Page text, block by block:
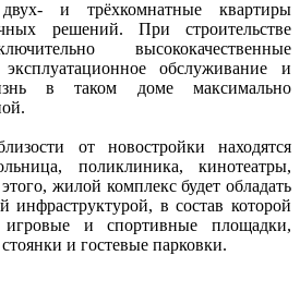
и трёхкомнатные квартиры
решений. При строительстве
высококачественные
обслуживание и
в таком доме максимально
от новостройки находятся
поликлиника, кинотеатры,
жилой комплекс будет обладать
инфраструктурой, в состав которой
и спортивные площадки,
и гостевые парковки.